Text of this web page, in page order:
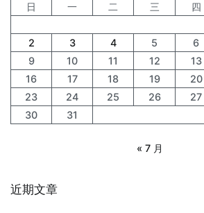
日
一 二 三 四
2
3 4 5 6
9
10 11 12 13
16
17 18 19 20
23
24 25 26 27
30
31
« 7 月
近期文章